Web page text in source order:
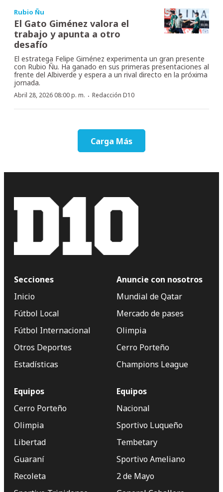
Rubio Ñu
El Gato Giménez valora el
trabajo y apunta a otro
desafío
El estratega Felipe Giménez experimenta un gran presente
con Rubio Ñu. Ha ganado en sus primeras presentaciones al
frente del Albiverde y espera a un rival directo en la próxima
jornada.
Abril 28, 2026 08:00 p. m. · Redacción D10
Carga Más
Secciones
Inicio
Fútbol Local
Fútbol Internacional
Otros Deportes
Estadísticas
Anuncie con nosotros
Mundial de Qatar
Mercado de pases
Olimpia
Cerro Porteño
Champions League
Equipos
Cerro Porteño
Olimpia
Libertad
Guaraní
Recoleta
Equipos
Nacional
Sportivo Luqueño
Tembetary
Sportivo Ameliano
2 de Mayo